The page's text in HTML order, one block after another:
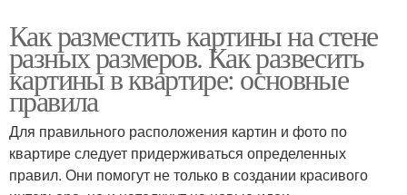
Как разместить картины на стене
разных размеров. Как развесить
картины в квартире: основные
правила
Для правильного расположения картин и фото по
квартире следует придерживаться определенных
правил. Они помогут не только в создании красивого